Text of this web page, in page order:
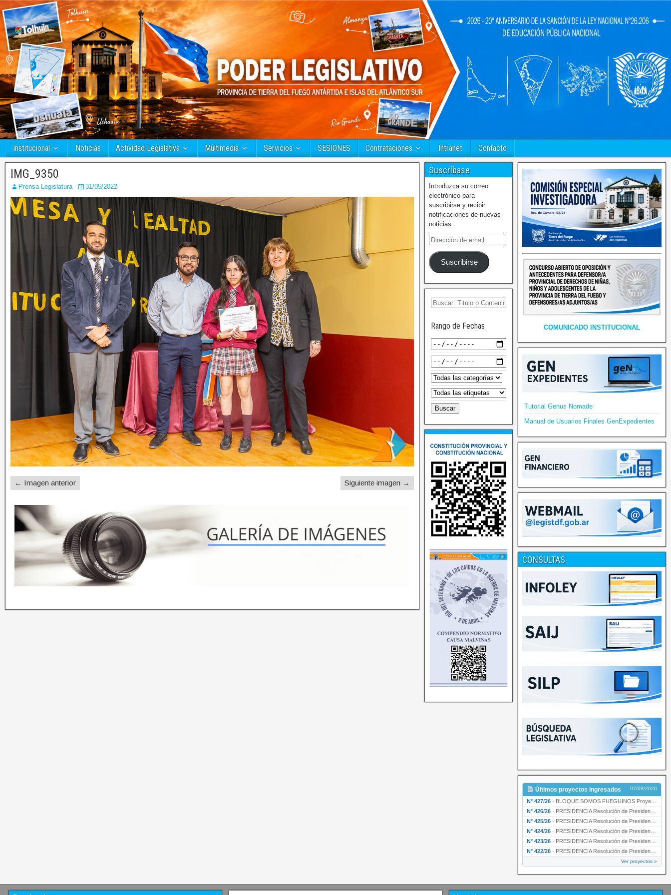
Institucional Noticias Actividad Legislativa Multimedia Servicios SESIONES Contrataciones Intranet Contacto
IMG_9350
Prensa Legislatura 31/05/2022
← Imagen anterior Siguiente imagen →
Suscríbase
Introduzca su correo
electrónico para
suscribirse y recibir
notificaciones de nuevas
noticias.
Suscribirse
Rango de Fechas COMUNICADO INSTITUCIONAL
Tutorial Genus Nomade
Manual de Usuarios Finales GenExpedientes
CONSULTAS
Últimos proyectos ingresados 07/08/2026
N° 427/26 · BLOQUE SOMOS FUEGUINOS Proyecto de Declaración declarando de interés provincial PRESIDENCI…
N° 426/26 · PRESIDENCIA Resolución de Presidencia N° 216/26 declarando de interés provincial la labor …
N° 425/26 · PRESIDENCIA Resolución de Presidencia N° 212/26 declarando de interés provincial el “50° A…
N° 424/26 · PRESIDENCIA Resolución de Presidencia Nº 210/26 declarando de interés provincial el proyec…
N° 423/26 · PRESIDENCIA Resolución de Presidencia Nº 209/26 declarando de interés provincial la presen…
N° 422/26 · PRESIDENCIA Resolución de Presidencia N° 200/26 para su ratificación.
Ver proyectos »